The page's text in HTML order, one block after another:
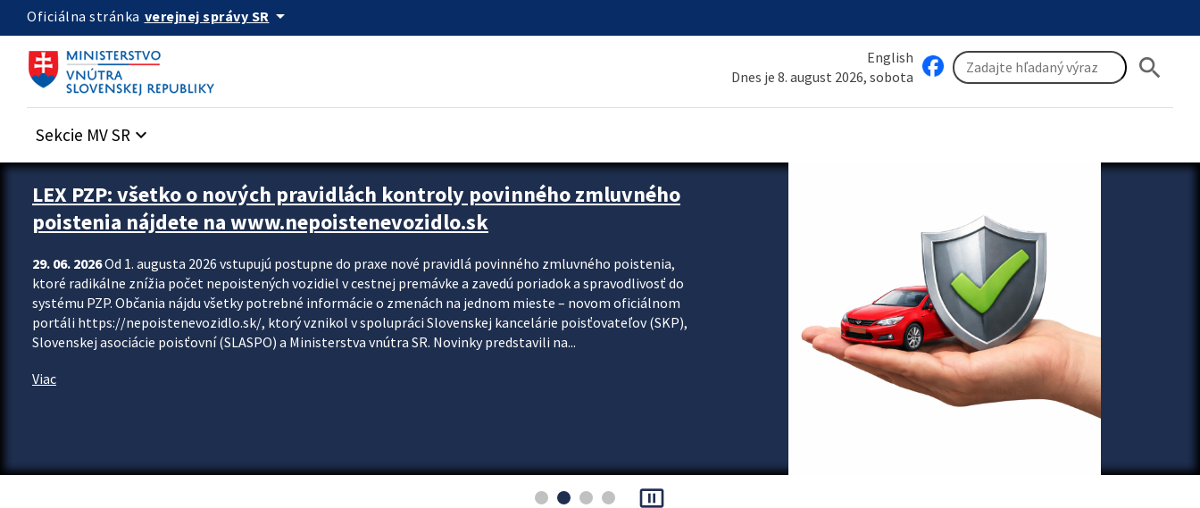
Preskocit na hlavný obsah
Oficiálna stránka verejnej správy SR arrow_drop_down
English
Dnes je 8. august 2026, sobota
search
Sekcie MV SR keyboard_arrow_down
Zastavit automatický posun upútavok
LEX PZP: všetko o nových pravidlách kontroly povinného zmluvného
poistenia nájdete na www.nepoistenevozidlo.sk
29. 06. 2026Od 1. augusta 2026 vstupujú postupne do praxe nové pravidlá povinného zmluvného poistenia,
ktoré radikálne znížia počet nepoistených vozidiel v cestnej premávke a zavedú poriadok a spravodlivosť do
systému PZP. Občania nájdu všetky potrebné informácie o zmenách na jednom mieste – novom oficiálnom
portáli https://nepoistenevozidlo.sk/, ktorý vznikol v spolupráci Slovenskej kancelárie poisťovateľov (SKP),
Slovenskej asociácie poisťovní (SLASPO) a Ministerstva vnútra SR. Novinky predstavili na...
Viac
pause_presentation